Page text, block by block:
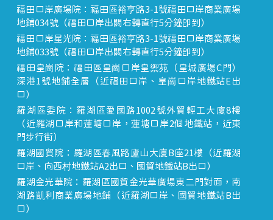
福田口岸廣場院：福田區裕亨路3-1號福田口岸商業廣場
地鋪034號（福田口岸出關右轉直行5分鐘即到）
福田口岸星光院：福田區裕亨路3-1號福田口岸商業廣場
地鋪033號（福田口岸出關右轉直行5分鐘即到）
福田皇崗院：福田區皇崗口岸皇禦苑（皇城廣場C門）
深港1號地鋪全層（近福田口岸、皇崗口岸地鐵站E出
口）
羅湖區委院：羅湖區愛國路1002號外貿輕工大廈8樓
（近羅湖口岸和蓮塘口岸，蓮塘口岸2個地鐵站，近東
門步行街）
羅湖國貿院：羅湖區春風路廬山大廈B座21樓（近羅湖
口岸、向西村地鐵站A2出口、國貿地鐵站B出口）
羅湖金光華院：羅湖區國貿金光華廣場東二門對面，南
湖路凱利商業廣場地鋪（近羅湖口岸、國貿地鐵站B出
口）